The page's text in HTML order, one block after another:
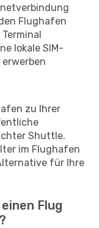
Flughafen
lokale SIM-
zu Ihrer
Shuttle.
im Flughafen
für Ihre
Flug